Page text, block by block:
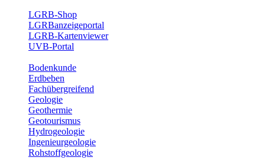
LGRB-Shop
LGRBanzeigeportal
LGRB-Kartenviewer
UVB-Portal
Bodenkunde
Erdbeben
Fachübergreifend
Geologie
Geothermie
Geotourismus
Hydrogeologie
Ingenieurgeologie
Rohstoffgeologie